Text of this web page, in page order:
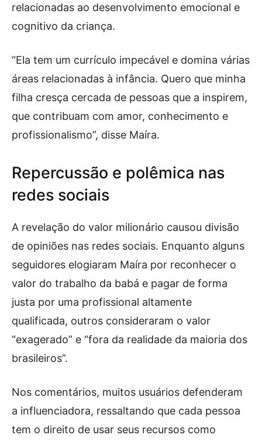
relacionadas ao desenvolvimento emocional e
cognitivo da criança.
“Ela tem um currículo impecável e domina várias
áreas relacionadas à infância. Quero que minha
filha cresça cercada de pessoas que a inspirem,
que contribuam com amor, conhecimento e
profissionalismo”, disse Maíra.
Repercussão e polêmica nas
redes sociais
A revelação do valor milionário causou divisão
de opiniões nas redes sociais. Enquanto alguns
seguidores elogiaram Maíra por reconhecer o
valor do trabalho da babá e pagar de forma
justa por uma profissional altamente
qualificada, outros consideraram o valor
“exagerado” e “fora da realidade da maioria dos
brasileiros”.
Nos comentários, muitos usuários defenderam
a influenciadora, ressaltando que cada pessoa
tem o direito de usar seus recursos como